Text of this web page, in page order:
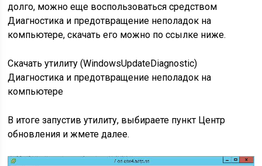
долго, можно еще воспользоваться средством
Диагностика и предотвращение неполадок на
компьютере, скачать его можно по ссылке ниже.
Скачать утилиту (WindowsUpdateDiagnostic)
Диагностика и предотвращение неполадок на
компьютере
В итоге запустив утилиту, выбираете пункт Центр
обновления и жмете далее.